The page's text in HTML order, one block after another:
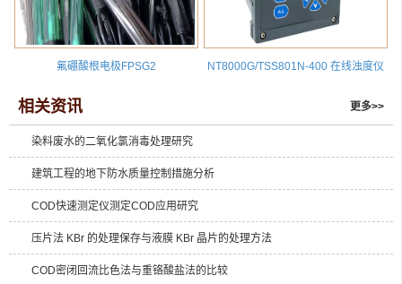
氟硼酸根电极FPSG2 NT8000G/TSS801N-400 在线浊度仪
相关资讯 更多>>
染料废水的二氧化氯消毒处理研究
建筑工程的地下防水质量控制措施分析
COD快速测定仪测定COD应用研究
压片法 KBr 的处理保存与液膜 KBr 晶片的处理方法
COD密闭回流比色法与重铬酸盐法的比较